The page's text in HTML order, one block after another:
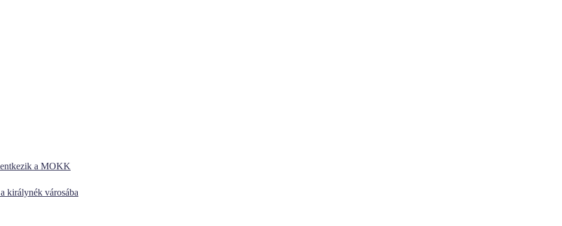
a MOKK
királynék városába